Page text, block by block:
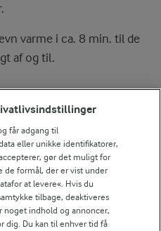
varme i ca. 8 min. til de
af og til.
og appelsinfileter lagvis
herpå.
persille og
med de lune
får adgang til
eller unikke identifikatorer,
gør det muligt for
de formål, der er vist under
at levere«. Hvis du
tilbage, deaktiveres
noget indhold og annoncer,
dig. Du kan til enhver tid få